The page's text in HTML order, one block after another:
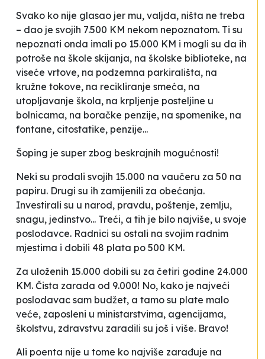
Svako ko nije glasao jer mu, valjda, ništa ne treba
– dao je svojih 7.500 KM nekom nepoznatom. Ti su
nepoznati onda imali po 15.000 KM i mogli su da ih
potroše na škole skijanja, na školske biblioteke, na
viseće vrtove, na podzemna parkirališta, na
kružne tokove, na recikliranje smeća, na
utopljavanje škola, na krpljenje posteljine u
bolnicama, na boračke penzije, na spomenike, na
fontane, citostatike, penzije...
Šoping je super zbog beskrajnih mogućnosti!
Neki su prodali svojih 15.000 na vaučeru za 50 na
papiru. Drugi su ih zamijenili za obećanja.
Investirali su u narod, pravdu, poštenje, zemlju,
snagu, jedinstvo... Treći, a tih je bilo najviše, u svoje
poslodavce. Radnici su ostali na svojim radnim
mjestima i dobili 48 plata po 500 KM.
Za uloženih 15.000 dobili su za četiri godine 24.000
KM. Čista zarada od 9.000! No, kako je najveći
poslodavac sam budžet, a tamo su plate malo
veće, zaposleni u ministarstvima, agencijama,
školstvu, zdravstvu zaradili su još i više. Bravo!
Ali poenta nije u tome ko najviše zarađuje na